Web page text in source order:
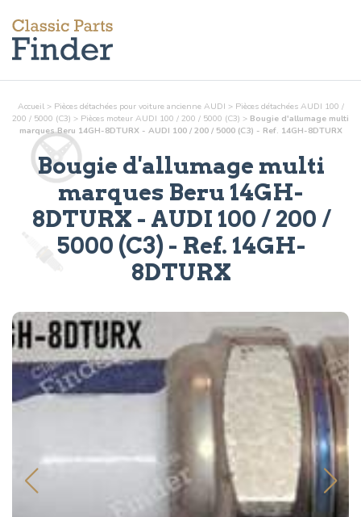
Accueil > Pièces détachées pour voiture ancienne AUDI > Pièces détachées AUDI 100 /
200 / 5000 (C3) > Pièces moteur AUDI 100 / 200 / 5000 (C3) > Bougie d'allumage multi
marques Beru 14GH-8DTURX - AUDI 100 / 200 / 5000 (C3) - Ref. 14GH-8DTURX
Bougie d'allumage multi
marques Beru 14GH-
8DTURX - AUDI 100 / 200 /
5000 (C3) - Ref. 14GH-
8DTURX